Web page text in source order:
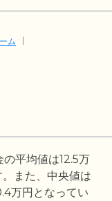
ム
の平均値は12.5万
また、中央値は
万円となってい